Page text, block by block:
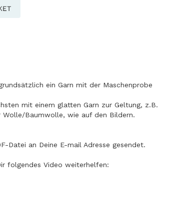
ein Garn mit der Maschenprobe
mit einem glatten Garn zur Geltung, z.B.
Wolle/Baumwolle, wie auf den Bildern.
Datei an Deine E-mail Adresse gesendet.
folgendes Video weiterhelfen: